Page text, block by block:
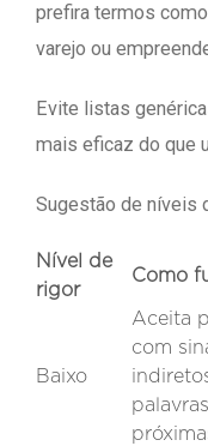
prefira termos
varejo ou
Evite listas
mais eficaz do que
Sugestão de níveis
Nível de
rigor
Como
Baixo
Aceita
com
palavras